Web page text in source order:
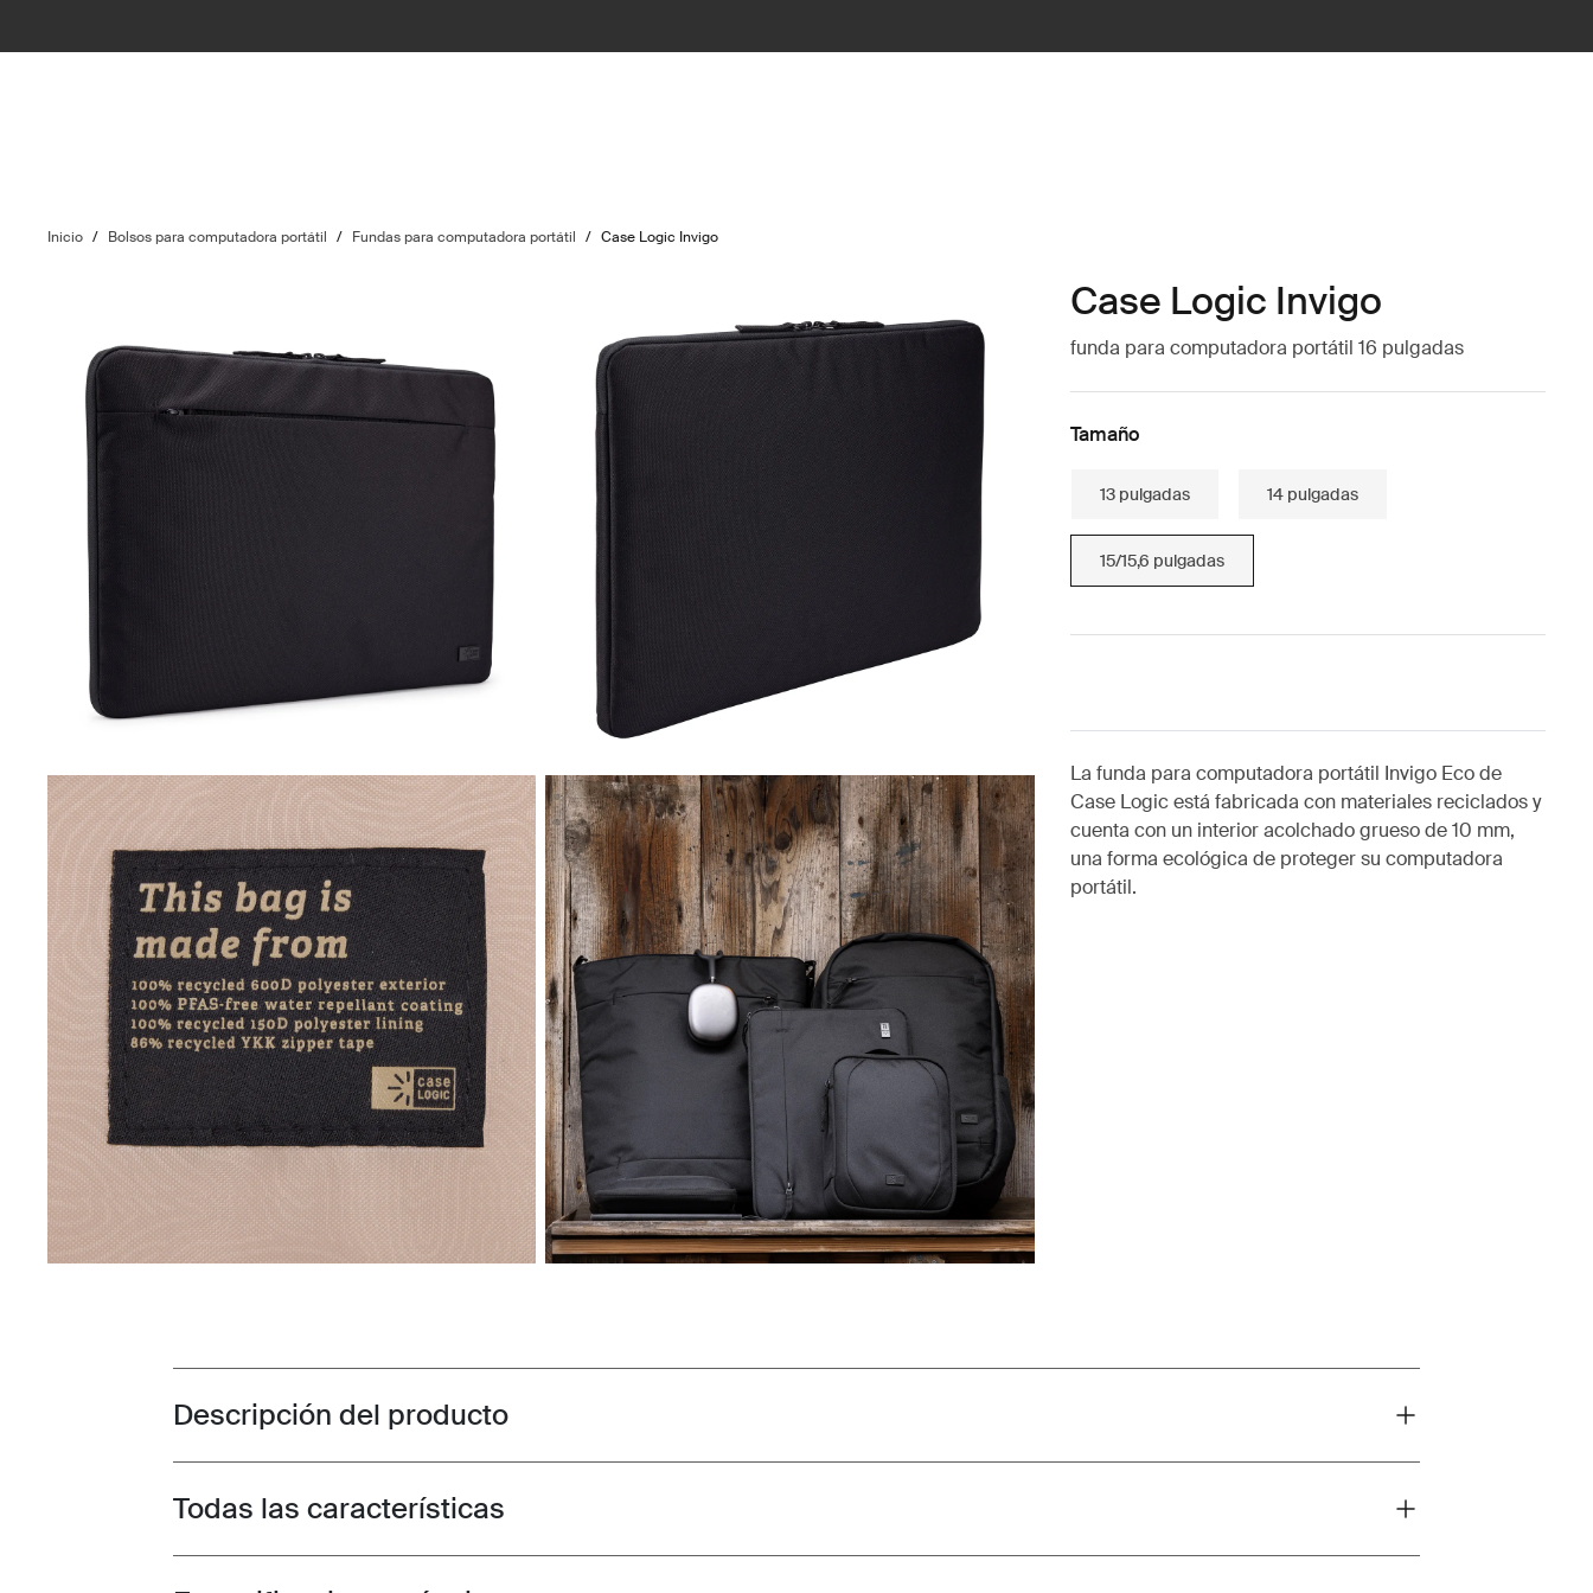
Inicio / Bolsos para computadora portátil / Fundas para computadora portátil / Case Logic Invigo
Case Logic Invigo
funda para computadora portátil 16 pulgadas
Tamaño
13 pulgadas 14 pulgadas
15/15,6 pulgadas
La funda para computadora portátil Invigo Eco de
Case Logic está fabricada con materiales reciclados y
cuenta con un interior acolchado grueso de 10 mm,
una forma ecológica de proteger su computadora
portátil.
Toggle overview
Descripción del producto
Toggle features
Todas las características